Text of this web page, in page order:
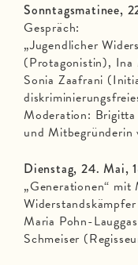
Sonntagsmatinee,
Gespräch:
„Jugendlicher
(Protagonistin),
Sonia Zaafrani
Moderation:
und Mitbegründerin
Dienstag, 24. Mai,
„Generationen“
Maria Pohn-
Schmeiser